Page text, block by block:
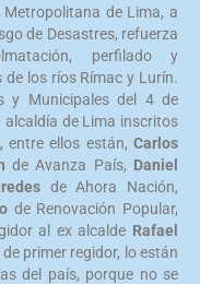
Metropolitana de Lima, a
de Desastres, refuerza
perfilado y
los ríos Rímac y Lurín.
y Municipales del 4 de
de Lima inscritos
entre ellos están, Carlos
de Avanza País, Daniel
de Ahora Nación,
de Renovación Popular,
al ex alcalde Rafael
primer regidor, lo están
del país, porque no se